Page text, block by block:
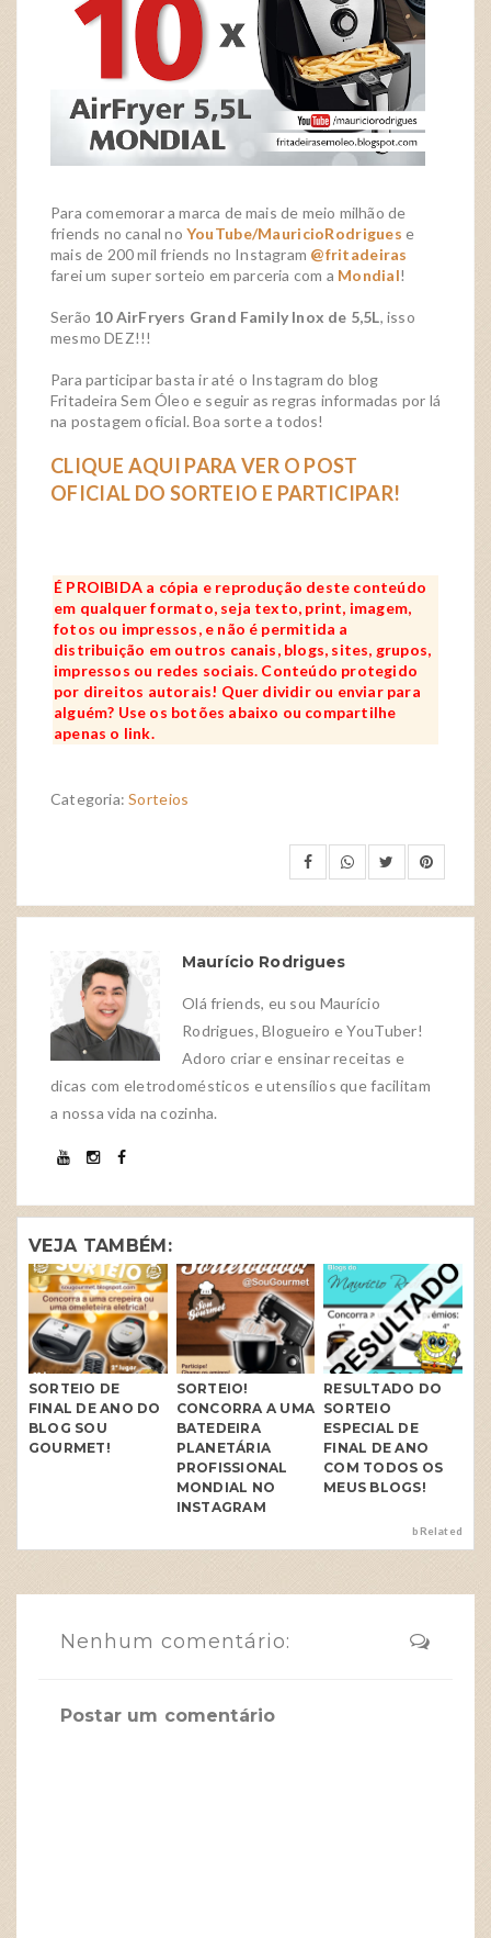
Para comemorar a marca de mais de meio milhão de
friends no canal no YouTube/MauricioRodrigues e
mais de 200 mil friends no Instagram @fritadeiras
farei um super sorteio em parceria com a Mondial!
Serão 10 AirFryers Grand Family Inox de 5,5L, isso
mesmo DEZ!!!
Para participar basta ir até o Instagram do blog
Fritadeira Sem Óleo e seguir as regras informadas por lá
na postagem oficial. Boa sorte a todos!
CLIQUE AQUI PARA VER O POST
OFICIAL DO SORTEIO E PARTICIPAR!
É PROIBIDA a cópia e reprodução deste conteúdo
em qualquer formato, seja texto, print, imagem,
fotos ou impressos, e não é permitida a
distribuição em outros canais, blogs, sites, grupos,
impressos ou redes sociais. Conteúdo protegido
por direitos autorais! Quer dividir ou enviar para
alguém? Use os botões abaixo ou compartilhe
apenas o link.
Categoria:Sorteios
Maurício Rodrigues
Olá friends, eu sou Maurício
Rodrigues, Blogueiro e YouTuber!
Adoro criar e ensinar receitas e
dicas com eletrodomésticos e utensílios que facilitam
a nossa vida na cozinha.
VEJA TAMBÉM:
SORTEIO DE
FINAL DE ANO DO
BLOG SOU
GOURMET!
SORTEIO!
CONCORRA A UMA
BATEDEIRA
PLANETÁRIA
PROFISSIONAL
MONDIAL NO
INSTAGRAM
RESULTADO DO
SORTEIO
ESPECIAL DE
FINAL DE ANO
COM TODOS OS
MEUS BLOGS!
bRelated
Nenhum comentário:
Postar um comentário